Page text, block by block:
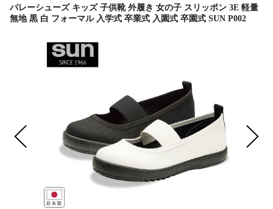
バレーシューズ キッズ 子供靴 外履き 女の子 スリッポン 3E 軽量
無地 黒 白 フォーマル 入学式 卒業式 入園式 卒園式 SUN P002